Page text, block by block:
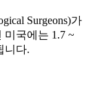
Surgeons)가
미국에는 1.7 ~
니다.